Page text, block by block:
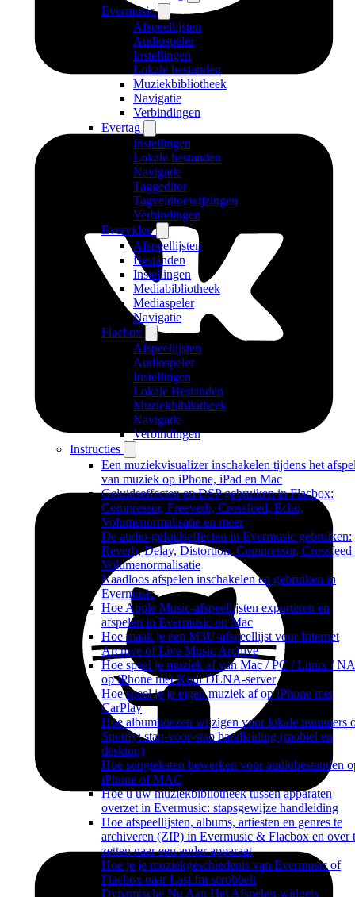
Evermusic
Afspeellijsten
Audiospeler
Instellingen
Lokale bestanden
Muziekbibliotheek
Navigatie
Verbindingen
Evertag
Instellingen
Lokale bestanden
Navigatie
Taggeditor
Tagveldtoewijzingen
Verbindingen
Evervideo
Afspeellijsten
Bestanden
Instellingen
Mediabibliotheek
Mediaspeler
Navigatie
Flacbox
Afspeellijsten
Audiospeler
Instellingen
Lokale Bestanden
Muziekbibliotheek
Navigatie
Verbindingen
Instructies
Een muziekvisualizer inschakelen tijdens het
van muziek op iPhone, iPad en Mac
Geluidseffecten en DSP gebruiken in Flacbox:
Compressor, Freeverb, Crossfeed, Echo,
Volumenormalisatie en meer
De audio-geluidseffecten in Evermusic gebruiken:
Reverb, Delay, Distortion, Compressor, Crossfeed
Volumenormalisatie
Naadloos afspelen inschakelen en gebruiken in
Evermusic
Hoe Apple Music-afspeellijsten exporteren en
afspelen in Evermusic op Mac
Hoe maak je een M3U-afspeellijst voor Internet
Archive of Live Music Archive
Hoe speel je muziek af van Mac / PC / Linux /
op iPhone met Kodi DLNA-server
Hoe speel je je eigen muziek af op iPhone met
CarPlay
Hoe albumhoezen wijzigen voor lokale nummers
Spotify: stap-voor-stap handleiding (mobiel en
desktop)
Hoe songteksten bewerken voor audiobestanden
iPhone of MAC
Hoe u uw muziekbibliotheek tussen apparaten
overzet in Evermusic: stapsgewijze handleiding
Hoe afspeellijsten, albums, artiesten en genres te
archiveren (ZIP) in Evermusic & Flacbox en over
zetten naar een ander apparaat
Hoe je je muziekgeschiedenis van Evermusic of
Flacbox naar Last.fm scrobbelt
Dynamische Nu Aan Het Afspelen-widgets